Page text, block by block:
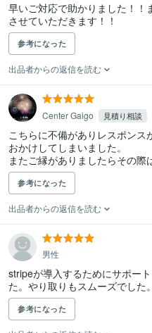
早いご対応で助かりました！！
させていただきます！！
参考になった
出品者からの返信を読む
Center Gaigo 見積り相談
こちらに不備がありレスポンス
おかけしてしまいました。
またご縁がありましたらその際
参考になった
出品者からの返信を読む
男性
stripeが導入するためにサポー
た。やり取りもスムーズでした。
参考になった